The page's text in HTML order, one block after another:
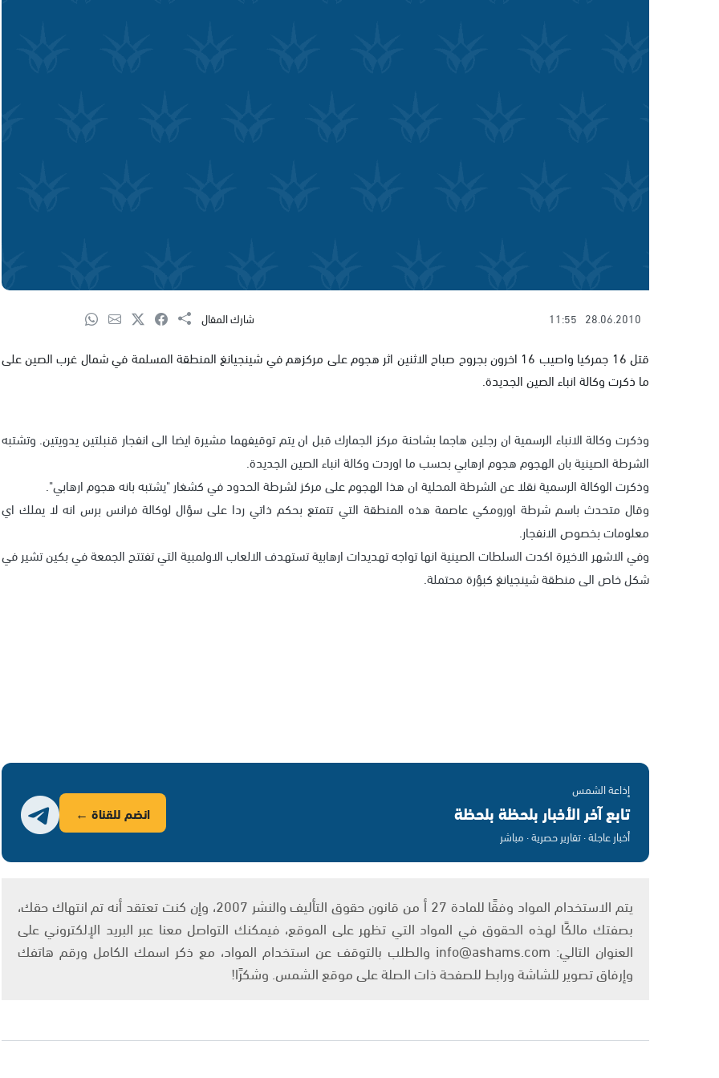
28.06.2010
11:55 شارك المقال
قتل 16 جمركيا واصيب 16 اخرون بجروح صباح الاثنين اثر هجوم على مركزهم في شينجيانغ المنطقة المسلمة في شمال غرب الصين على
ما ذكرت وكالة انباء الصين الجديدة.
وذكرت وكالة الانباء الرسمية ان رجلين هاجما بشاحنة مركز الجمارك قبل ان يتم توقيفهما مشيرة ايضا الى انفجار قنبلتين يدويتين. وتشتبه
الشرطة الصينية بان الهجوم هجوم ارهابي بحسب ما اوردت وكالة انباء الصين الجديدة.
وذكرت الوكالة الرسمية نقلا عن الشرطة المحلية ان هذا الهجوم على مركز لشرطة الحدود في كشغار "يشتبه بانه هجوم ارهابي".
وقال متحدث باسم شرطة اورومكي عاصمة هذه المنطقة التي تتمتع بحكم ذاتي ردا على سؤال لوكالة فرانس برس انه لا يملك اي
معلومات بخصوص الانفجار.
وفي الاشهر الاخيرة اكدت السلطات الصينية انها تواجه تهديدات ارهابية تستهدف الالعاب الاولمبية التي تفتتح الجمعة في بكين تشير في
شكل خاص الى منطقة شينجيانغ كبؤرة محتملة.
إذاعة الشمس
تابع آخر الأخبار بلحظة بلحظة
أخبار عاجلة · تقارير حصرية · مباشر
انضم للقناة ←
يتم الاستخدام المواد وفقًا للمادة 27 أ من قانون حقوق التأليف والنشر 2007، وإن كنت تعتقد أنه تم انتهاك حقك،
بصفتك مالكًا لهذه الحقوق في المواد التي تظهر على الموقع، فيمكنك التواصل معنا عبر البريد الإلكتروني على
العنوان التالي: info@ashams.com والطلب بالتوقف عن استخدام المواد، مع ذكر اسمك الكامل ورقم هاتفك
وإرفاق تصوير للشاشة ورابط للصفحة ذات الصلة على موقع الشمس. وشكرًا!